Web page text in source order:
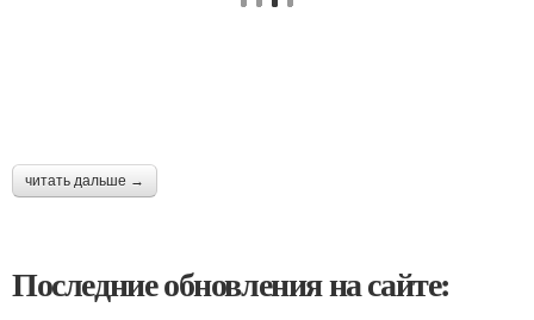
читать дальше →
Последние обновления на сайте: